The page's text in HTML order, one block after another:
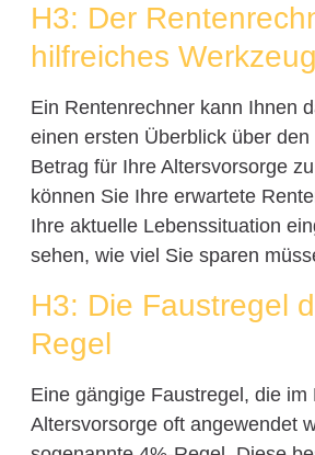
H3: Der
hilfreiches Werkzeug
Ein Rentenrechner kann Ihnen
einen ersten Überblick über den
Betrag für Ihre Altersvorsorge
können Sie Ihre erwartete
Ihre aktuelle Lebenssituation
sehen, wie viel Sie sparen
H3: Die Faustregel
Regel
Eine gängige Faustregel, die im
Altersvorsorge oft angewendet